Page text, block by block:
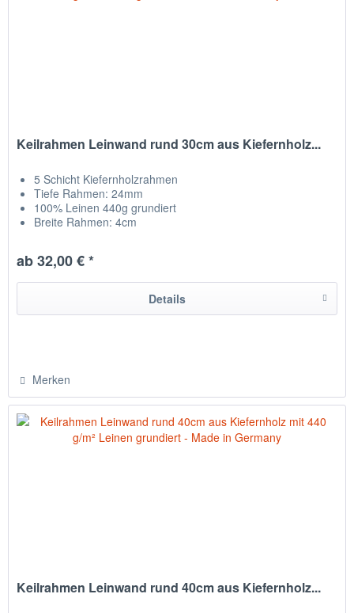
Keilrahmen Leinwand rund 30cm aus Kiefernholz...
5 Schicht Kiefernholzrahmen
Tiefe Rahmen: 24mm
100% Leinen 440g grundiert
Breite Rahmen: 4cm
ab 32,00 € *
Details
Merken
Keilrahmen Leinwand rund 40cm aus Kiefernholz...